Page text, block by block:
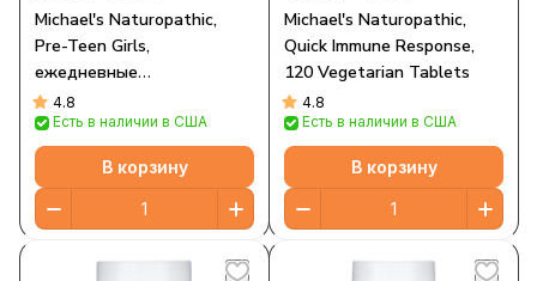
Michael's Naturopathic,
Pre-Teen Girls,
ежедневные
поливитамины, 120
вегетарианских таблеток
4.8
Есть в наличии в США
В корзину
Michael's Naturopathic,
Quick Immune Response,
120 Vegetarian Tablets
4.8
Есть в наличии в США
В корзину